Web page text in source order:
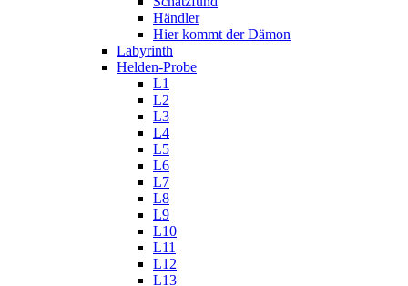
Händler
Hier kommt der Dämon
Labyrinth
Helden-Probe
L1
L2
L3
L4
L5
L6
L7
L8
L9
L10
L11
L12
L13